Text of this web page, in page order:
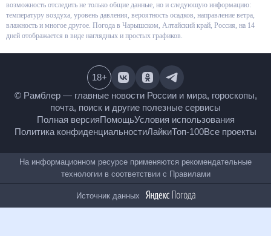
«Рамблер/погода» предоставляет возможность отследить не только
общие данные, но и следующую информацию: температуру воздуха,
уровень давления, вероятность осадков, направление ветра, влажность и
многое другое. Погода в Чарышском, Алтайский край, Россия, на 14 дней
© Рамблер — главные новости России и мира,
гороскопы, почта, поиск и другие полезные сервисы
Полная версияПомощьУсловия использования
Все проекты
18+
На информационном ресурсе применяются
рекомендательные технологии в соответствии с